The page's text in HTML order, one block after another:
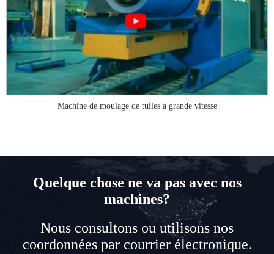
Machine de moulage de tuiles à grande vitesse
Quelque chose ne va pas avec nos
machines?
Nous consultons ou utilisons nos
coordonnées par courrier électronique.